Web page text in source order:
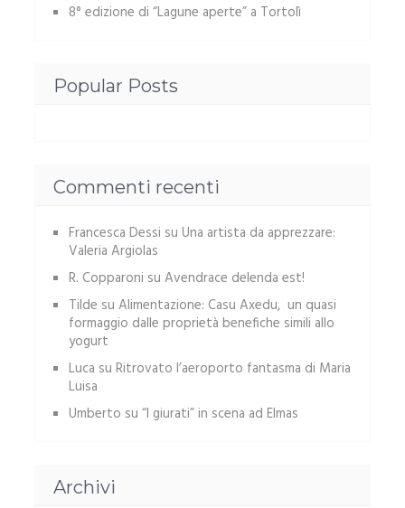
8° edizione di “Lagune aperte” a Tortolì
Popular Posts
Commenti recenti
Francesca Dessi su Una artista da apprezzare:
Valeria Argiolas
R. Copparoni su Avendrace delenda est!
Tilde su Alimentazione: Casu Axedu, un quasi
formaggio dalle proprietà benefiche simili allo
yogurt
Luca su Ritrovato l’aeroporto fantasma di Maria
Luisa
Umberto su “I giurati” in scena ad Elmas
Archivi